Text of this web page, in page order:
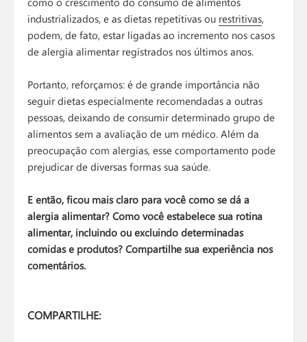
industrializados, e as dietas repetitivas ou restritivas,
podem, de fato, estar ligadas ao incremento nos casos
de alergia alimentar registrados nos últimos anos.
Portanto, reforçamos: é de grande importância não
seguir dietas especialmente recomendadas a outras
pessoas, deixando de consumir determinado grupo de
alimentos sem a avaliação de um médico. Além da
preocupação com alergias, esse comportamento pode
prejudicar de diversas formas sua saúde.
E então, ficou mais claro para você como se dá a
alergia alimentar? Como você estabelece sua rotina
alimentar, incluindo ou excluindo determinadas
comidas e produtos? Compartilhe sua experiência nos
comentários.
COMPARTILHE: